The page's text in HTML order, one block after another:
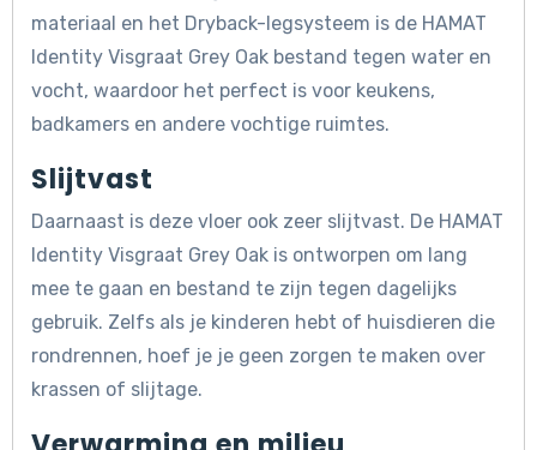
materiaal en het Dryback-legsysteem is de HAMAT
Identity Visgraat Grey Oak bestand tegen water en
vocht, waardoor het perfect is voor keukens,
badkamers en andere vochtige ruimtes.
Slijtvast
Daarnaast is deze vloer ook zeer slijtvast. De HAMAT
Identity Visgraat Grey Oak is ontworpen om lang
mee te gaan en bestand te zijn tegen dagelijks
gebruik. Zelfs als je kinderen hebt of huisdieren die
rondrennen, hoef je je geen zorgen te maken over
krassen of slijtage.